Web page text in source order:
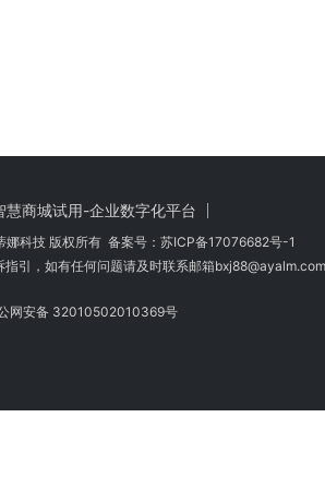
慧商城试用-企业数字化平台
科技 版权所有 备案号： 苏ICP备17076682号-1
指引，如有任何问题请及时联系邮箱bxj88@ayalm.com
网安备 32010502010369号